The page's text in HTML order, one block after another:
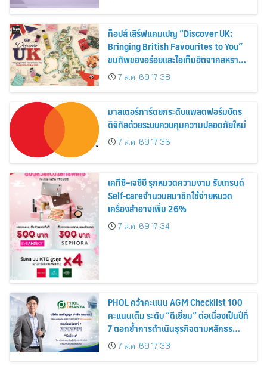
ท็อปส์ เสิร์ฟแคมเปญ “Discover UK:
Bringing British Favourites to You”
ขนทัพของอร่อยและไอเท็มฮิตจากสหราช
อาณาจักร ส่งตรงถึงมือตั้งแต่วันนี้ – 18
สิงหาคมนี้
7 ส.ค. 69 17:38
มาสเตอร์การ์ดยกระดับแพลตฟอร์มบัตร
ดิจิทัลด้วยระบบควบคุมความปลอดภัยใหม่
7 ส.ค. 69 17:36
เคทีซี–เจซีบี รุกหมวดความงาม รับเทรนด์
Self-careจำนวนสมาชิกใช้จ่ายหมวด
เครื่องสำอางเพิ่ม 26%
7 ส.ค. 69 17:34
PHOL คว้าคะแนน AGM Checklist 100
คะแนนเต็ม ระดับ “ดีเยี่ยม” ต่อเนื่องเป็นปีที่
7 ตอกย้ำการดำเนินธุรกิจตามหลักธร
รมาภิบาล โปร่งใส สร้างความเชื่อมั่นผู้ถือ
หุ้น
7 ส.ค. 69 17:33